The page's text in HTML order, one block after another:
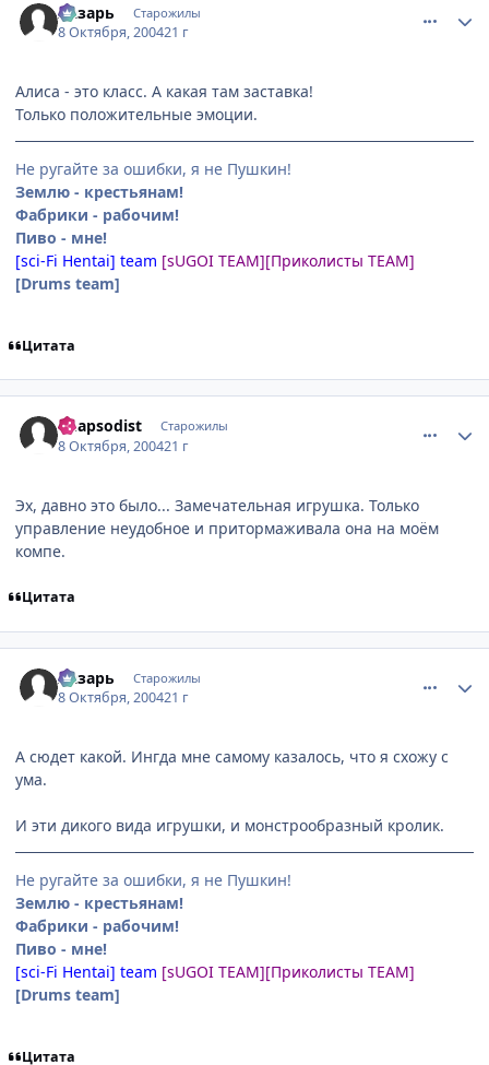
Лазарь Старожилы
8 Октября, 200421 г
Алиса - это класс. А какая там заставка!
Только положительные эмоции.
Не ругайте за ошибки, я не Пушкин!
Землю - крестьянам!
Фабрики - рабочим!
Пиво - мне!
[sci-Fi Hentai] team [sUGOI TEAM][Приколисты TEAM]
[Drums team]
Цитата
Rhapsodist Старожилы
8 Октября, 200421 г
Эх, давно это было... Замечательная игрушка. Только
управление неудобное и притормаживала она на моём
компе.
Цитата
Лазарь Старожилы
8 Октября, 200421 г
А сюдет какой. Ингда мне самому казалось, что я схожу с
ума.
И эти дикого вида игрушки, и монстрообразный кролик.
Не ругайте за ошибки, я не Пушкин!
Землю - крестьянам!
Фабрики - рабочим!
Пиво - мне!
[sci-Fi Hentai] team [sUGOI TEAM][Приколисты TEAM]
[Drums team]
Цитата